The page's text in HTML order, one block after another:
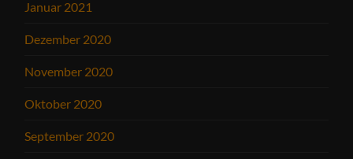
Januar 2021
Dezember 2020
November 2020
Oktober 2020
September 2020